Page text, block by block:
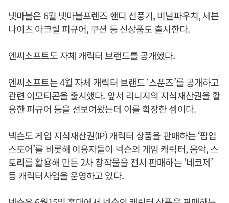
넷마블은 6월 넷마블프렌즈 핸디 선풍기, 비닐파우치, 세븐
나이츠 아크릴 피규어, 쿠션 등 신상품도 출시한다.
엔씨소프트도 자체 캐릭터 브랜드를 공개했다.
엔씨소프트는 4월 자체 캐릭터 브랜드 ‘스푼즈’를 공개하고
관련 이모티콘을 출시했다. 앞서 리니지의 지식재산권을 활
용한 피규어 등을 선보여왔는데 이를 확장한 셈이다.
넥슨도 게임 지식재산권(IP) 캐릭터 상품을 판매하는 ‘팝업
스토어’를 비롯해 이용자들이 넥슨의 게임 캐릭터, 음악, 스
토리를 활용해 만든 2차 창작물을 전시 판매하는 ‘네코제’
등 캐릭터사업을 운영하고 있다.